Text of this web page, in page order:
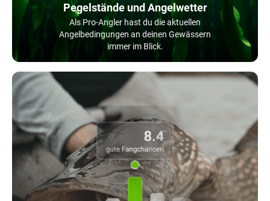
Pegelstände und Angelwetter
Als Pro-Angler hast du die aktuellen
Angelbedingungen an deinen Gewässern
immer im Blick.